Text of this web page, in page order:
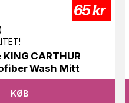
65kr
)
CARTHUR
Wash Mitt
KØB